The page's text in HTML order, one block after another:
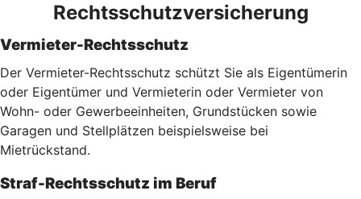
Rechtsschutzversicherung
Vermieter-Rechtsschutz
Der Vermieter-Rechtsschutz schützt Sie als Eigentümerin
oder Eigentümer und Vermieterin oder Vermieter von
Wohn- oder Gewerbeeinheiten, Grundstücken sowie
Garagen und Stellplätzen beispielsweise bei
Mietrückstand.
Straf-Rechtsschutz im Beruf